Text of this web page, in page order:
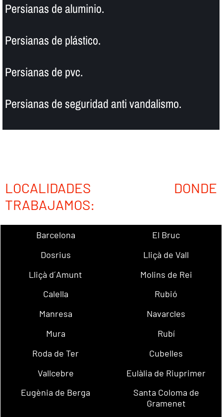
Persianas de aluminio.
Persianas de plástico.
Persianas de pvc.
Persianas de seguridad anti vandalismo.
LOCALIDADES DONDE
TRABAJAMOS:
Barcelona
El Bruc
Dosrius
Lliçà de Vall
Lliçà d´Amunt
Molins de Rei
Calella
Rubió
Manresa
Navarcles
Mura
Rubí
Roda de Ter
Cubelles
Vallcebre
Eulàlia de Riuprimer
Eugènia de Berga
Santa Coloma de
Gramenet